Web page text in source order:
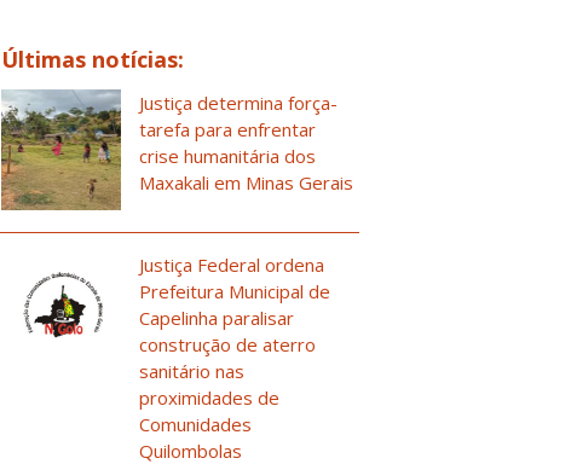
Últimas notícias:
Justiça determina força-
tarefa para enfrentar
crise humanitária dos
Maxakali em Minas Gerais
Justiça Federal ordena
Prefeitura Municipal de
Capelinha paralisar
construção de aterro
sanitário nas
proximidades de
Comunidades
Quilombolas